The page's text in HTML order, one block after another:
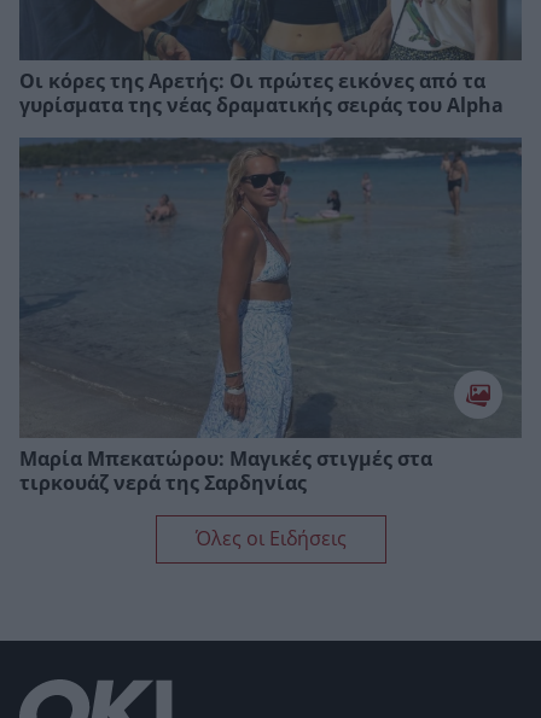
Οι κόρες της Αρετής: Οι πρώτες εικόνες από τα
γυρίσματα της νέας δραματικής σειράς του Alpha
Μαρία Μπεκατώρου: Μαγικές στιγμές στα
τιρκουάζ νερά της Σαρδηνίας
Όλες οι Ειδήσεις